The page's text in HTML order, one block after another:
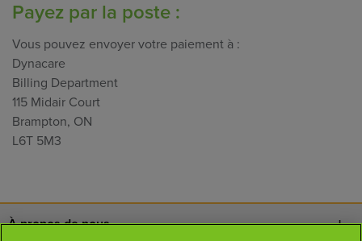
Payez par la poste :
Vous pouvez envoyer votre paiement à :
Dynacare
Billing Department
115 Midair Court
Brampton, ON
L6T 5M3
À propos de nous